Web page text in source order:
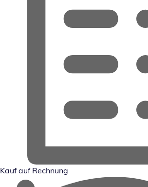
Kauf auf Rechnung